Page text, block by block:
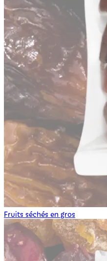
Fruits séchés en gros